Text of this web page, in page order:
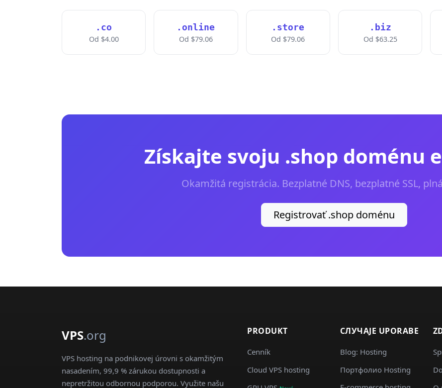
.co
Od $4.00
.online
Od $79.06
.store
Od $79.06
.biz
Od $63.25
Získajte svoju .shop doménu
Okamžitá registrácia. Bezplatné DNS, bezplatné SSL,
Registrovať .shop doménu
VPS.org
VPS hosting na podnikovej úrovni s okamžitým
nasadením, 99,9 % zárukou dostupnosti a
nepretržitou odbornou podporou. Využite našu
PRODUKT
Cenník
Cloud VPS hosting
СЛУЧАJE UPORABE
Blog: Hosting
Портфолио Hosting